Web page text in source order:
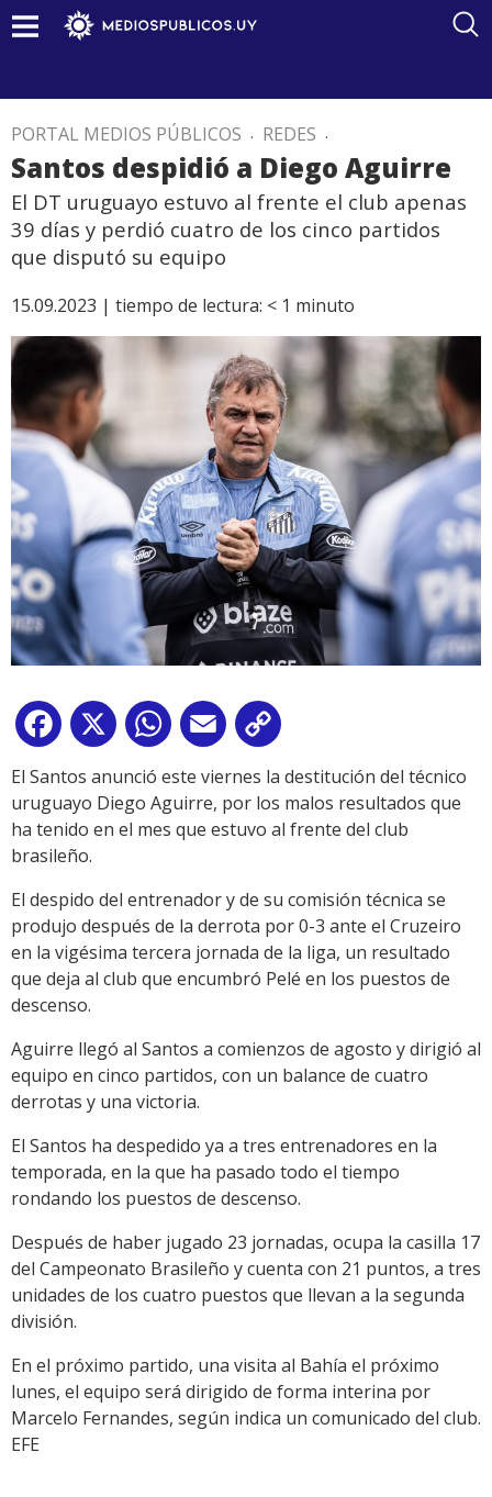
PORTAL MEDIOS PÚBLICOS . REDES .
Santos despidió a Diego Aguirre
El DT uruguayo estuvo al frente el club apenas
39 días y perdió cuatro de los cinco partidos
que disputó su equipo
15.09.2023 | tiempo de lectura: < 1 minuto
Facebook
X WhatsApp
Email
Link
El Santos anunció este viernes la destitución del técnico
uruguayo Diego Aguirre, por los malos resultados que
ha tenido en el mes que estuvo al frente del club
brasileño.
El despido del entrenador y de su comisión técnica se
produjo después de la derrota por 0-3 ante el Cruzeiro
en la vigésima tercera jornada de la liga, un resultado
que deja al club que encumbró Pelé en los puestos de
descenso.
Aguirre llegó al Santos a comienzos de agosto y dirigió al
equipo en cinco partidos, con un balance de cuatro
derrotas y una victoria.
El Santos ha despedido ya a tres entrenadores en la
temporada, en la que ha pasado todo el tiempo
rondando los puestos de descenso.
Después de haber jugado 23 jornadas, ocupa la casilla 17
del Campeonato Brasileño y cuenta con 21 puntos, a tres
unidades de los cuatro puestos que llevan a la segunda
división.
En el próximo partido, una visita al Bahía el próximo
lunes, el equipo será dirigido de forma interina por
Marcelo Fernandes, según indica un comunicado del club.
EFE